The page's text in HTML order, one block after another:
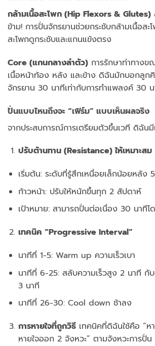
กล้ามเนื้อสะโพก (Hip Flexors & Glutes)
ข้าม! การปั่นจักรยานช่วยกระชับกล้ามเนื้อสะ
สะโพกดูกระชับและแกนแข้งตรง
Core (แกนกลางลำตัว) การรักษาท่าทางข
เนื้อหน้าท้อง หลัง และข้าง ดิฉันมักบอกลูก
จักรยาน 30 นาทีเท่ากับการทำแพลงค์ 30
ปั่นแบบไหนถึงจะ “เฟิร์ม” แบบเห็นผลจริง
จากประสบการณ์การเตรียมตัวขึ้นเวที ดิฉันมี
ปรับต้านทาน (Resistance) ให้เหมาะสม
เริ่มต้น: ระดับที่รู้สึกเหนื่อยเล็กน้อยหลัง
ก้าวหน้า: ปรับให้หนักขึ้นทุก 2 สัปดาห์
เป้าหมาย: สามารถปั่นต่อเนื่อง 30 นาที
เทคนิค “Progressive Interval”
นาทีที่ 1-5: Warm up ความเร็วเบา
นาทีที่ 6-25: สลับความเร็วสูง 2 นาที กับ
3 นาที
นาทีที่ 26-30: Cool down ช้าลง
การหายใจที่ถูกวิธีเทคนิคที่ดิฉันใช้คือ “หา
หายใจออก 2 จังหวะ” ตามจังหวะการปั่น